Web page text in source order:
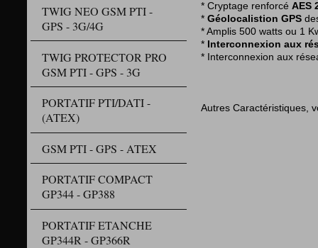
TWIG NEO GSM PTI -
GPS - 3G/4G
TWIG PROTECTOR PRO
GSM PTI - GPS - 3G
PORTATIF PTI/DATI -
(ATEX)
GSM PTI - GPS - ATEX
PORTATIF COMPACT
GP344 - GP388
PORTATIF ETANCHE
GP344R - GP366R
* Cryptage renforcéAES
*Géolocalistion GPS
* Amplis 500 watts ou 1
* Interconnexion aux
* Interconnexion aux
Autres Caractéristiques,